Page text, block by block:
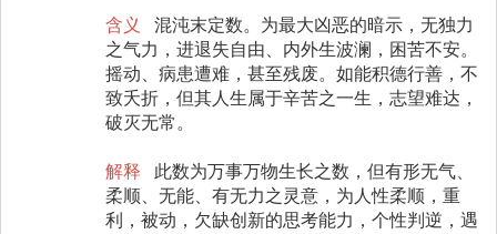
含义
混沌末定数。为最大凶恶的暗示，无独力
之气力，进退失自由、内外生波澜，困苦不安。
摇动、病患遭难，甚至残废。如能积德行善，不
致夭折，但其人生属于辛苦之一生，志望难达，
破灭无常。
解释
此数为万事万物生长之数，但有形无气、
柔顺、无能、有无力之灵意，为人性柔顺，重
利，被动，欠缺创新的思考能力，个性判逆，遇